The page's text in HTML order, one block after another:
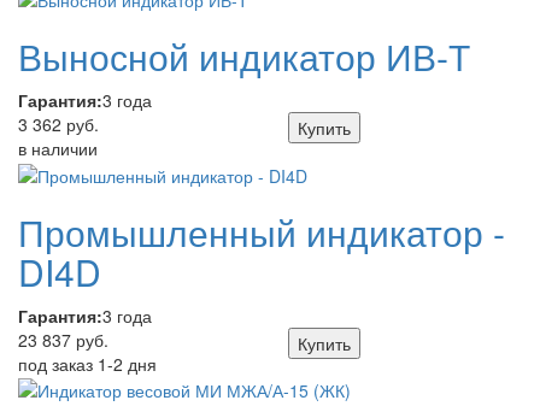
Выносной индикатор ИВ-Т
Гарантия:3 года
3 362 руб.
в наличии
Купить
Промышленный индикатор -
DI4D
Гарантия:3 года
23 837 руб.
под заказ 1-2 дня
Купить